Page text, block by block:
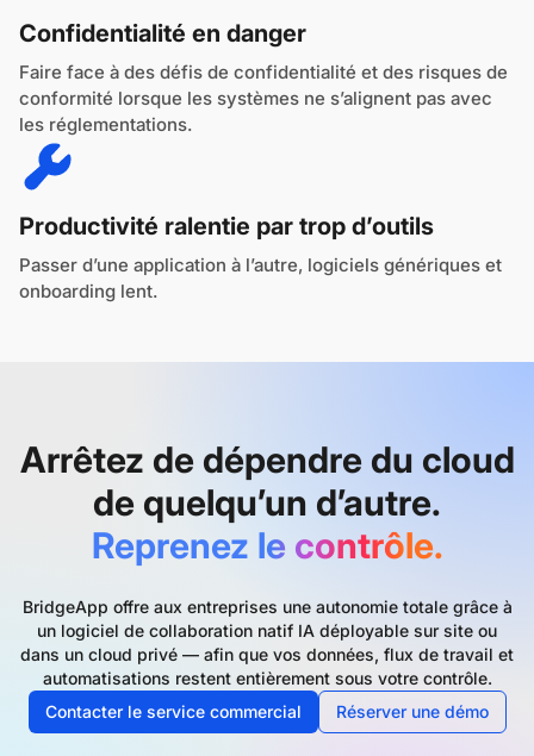
Confidentialité en danger
Faire face à des défis de confidentialité et des risques de
conformité lorsque les systèmes ne s’alignent pas avec
les réglementations.
Productivité ralentie par trop d’outils
Passer d’une application à l’autre, logiciels génériques et
onboarding lent.
Arrêtez de dépendre du cloud
de quelqu’un d’autre.
Reprenez le contrôle.
BridgeApp offre aux entreprises une autonomie totale grâce à
un logiciel de collaboration natif IA déployable sur site ou
dans un cloud privé — afin que vos données, flux de travail et
automatisations restent entièrement sous votre contrôle.
Contacter le service commercial
Réserver une démo